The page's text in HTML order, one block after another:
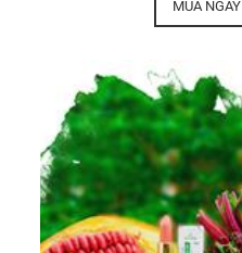
MUA NGAY